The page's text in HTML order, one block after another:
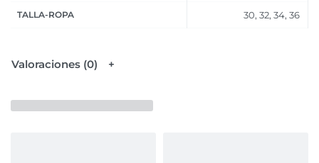
TALLA-ROPA 30, 32, 34, 36
Valoraciones (0)